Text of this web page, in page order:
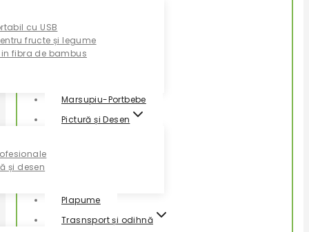
cu USB
fructe și legume
fibra de bambus
Marsupiu-Portbebe
Pictură și Desen
și desen
Plapume
Trasnsport și odihnă